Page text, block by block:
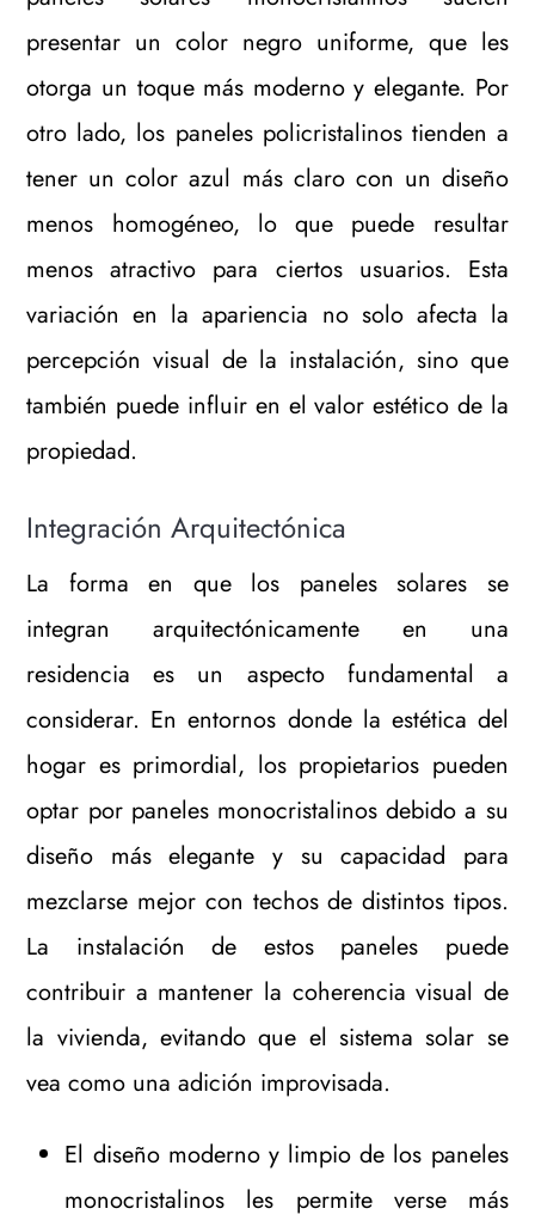
presentar un color negro uniforme, que les
otorga un toque más moderno y elegante. Por
otro lado, los paneles policristalinos tienden a
tener un color azul más claro con un diseño
menos homogéneo, lo que puede resultar
menos atractivo para ciertos usuarios. Esta
variación en la apariencia no solo afecta la
percepción visual de la instalación, sino que
también puede influir en el valor estético de la
propiedad.
Integración Arquitectónica
La forma en que los paneles solares se
integran arquitectónicamente en una
residencia es un aspecto fundamental a
considerar. En entornos donde la estética del
hogar es primordial, los propietarios pueden
optar por paneles monocristalinos debido a su
diseño más elegante y su capacidad para
mezclarse mejor con techos de distintos tipos.
La instalación de estos paneles puede
contribuir a mantener la coherencia visual de
la vivienda, evitando que el sistema solar se
vea como una adición improvisada.
El diseño moderno y limpio de los paneles
monocristalinos les permite verse más